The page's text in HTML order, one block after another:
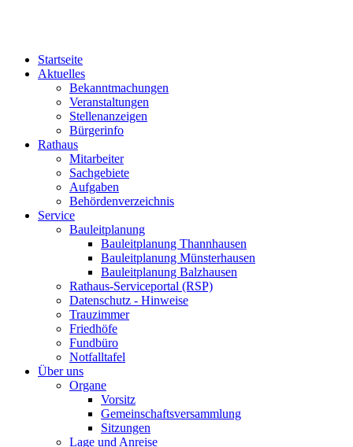
Startseite
Aktuelles
Bekanntmachungen
Veranstaltungen
Stellenanzeigen
Bürgerinfo
Rathaus
Mitarbeiter
Sachgebiete
Aufgaben
Behördenverzeichnis
Service
Bauleitplanung
Bauleitplanung Thannhausen
Bauleitplanung Münsterhausen
Bauleitplanung Balzhausen
Rathaus-Serviceportal (RSP)
Datenschutz - Hinweise
Trauzimmer
Friedhöfe
Fundbüro
Notfalltafel
Über uns
Organe
Vorsitz
Gemeinschaftsversammlung
Sitzungen
Lage und Anreise